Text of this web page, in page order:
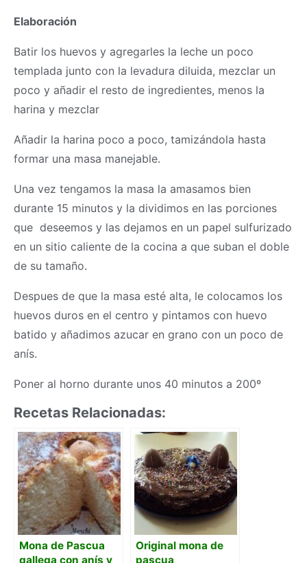
Elaboración
Batir los huevos y agregarles la leche un poco
templada junto con la levadura diluida, mezclar un
poco y añadir el resto de ingredientes, menos la
harina y mezclar
Añadir la harina poco a poco, tamizándola hasta
formar una masa manejable.
Una vez tengamos la masa la amasamos bien
durante 15 minutos y la dividimos en las porciones
que deseemos y las dejamos en un papel sulfurizado
en un sitio caliente de la cocina a que suban el doble
de su tamaño.
Despues de que la masa esté alta, le colocamos los
huevos duros en el centro y pintamos con huevo
batido y añadimos azucar en grano con un poco de
anís.
Poner al horno durante unos 40 minutos a 200º
Recetas Relacionadas:
Mona de Pascua
gallega con anís y
Original mona de
pascua